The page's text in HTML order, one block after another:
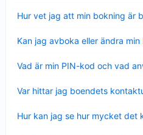
Hur vet jag att min bokning är
mindre
Kan jag avboka eller ändra
mindre
Vad är min PIN-kod och vad
mindre
Var hittar jag boendets
mindre
Hur kan jag se hur mycket det
mindre